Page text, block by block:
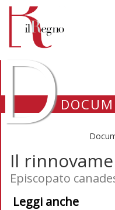
Il
Episcopato
Leggi anche